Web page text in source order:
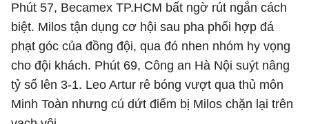
Phút 57, Becamex TP.HCM bất ngờ rút ngắn cách
biệt. Milos tận dụng cơ hội sau pha phối hợp đá
phạt góc của đồng đội, qua đó nhen nhóm hy vọng
cho đội khách. Phút 69, Công an Hà Nội suýt nâng
tỷ số lên 3-1. Leo Artur rê bóng vượt qua thủ môn
Minh Toàn nhưng cú dứt điểm bị Milos chặn lại trên